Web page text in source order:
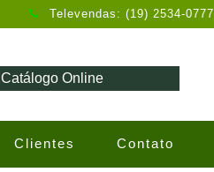
Televendas: (19) 2534-0777
Catálogo Online
Clientes Contato